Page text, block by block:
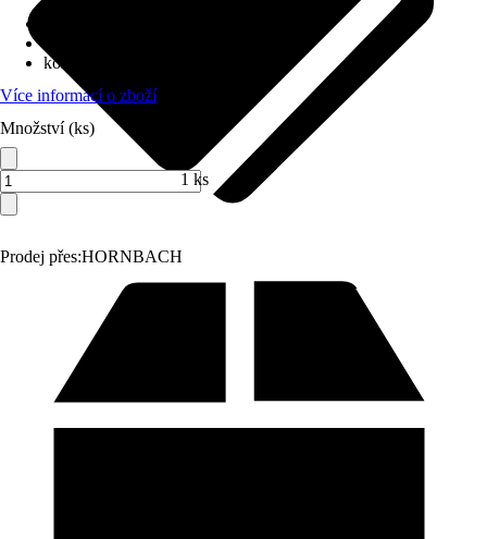
Prodej přes:HORNBACH
kola
Více informací o zboží
Množství (ks)
1 ks